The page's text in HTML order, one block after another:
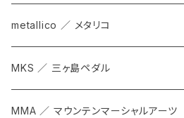
metallico ／ メタリコ
MKS ／ 三ヶ島ペダル
MMA ／ マウンテンマーシャルアーツ